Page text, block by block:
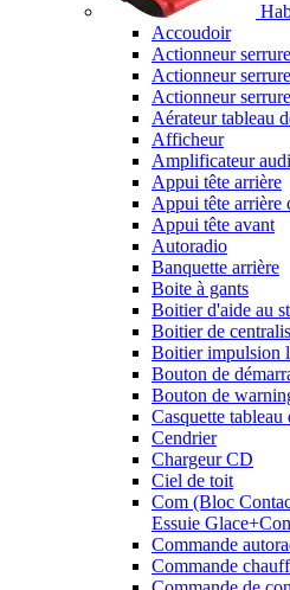
Accoudoir
Actionneur
Actionneur
Actionneur
Aérateur tableau
Afficheur
Amplificateur
Appui tête arrière
Appui tête arrière
Appui tête avant
Autoradio
Banquette arrière
Boite à gants
Boitier d'aide au
Boitier de
Boitier impulsion
Bouton de
Bouton de
Casquette tableau
Cendrier
Chargeur CD
Ciel de toit
Com (Bloc
Essuie
Commande
Commande